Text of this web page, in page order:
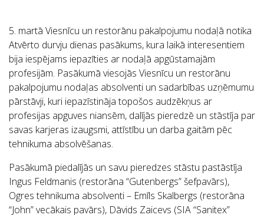
5. martā Viesnīcu un restorānu pakalpojumu nodaļā notika
Atvērto durvju dienas pasākums, kura laikā interesentiem
bija iespējams iepazīties ar nodaļā apgūstamajām
profesijām. Pasākumā viesojās Viesnīcu un restorānu
pakalpojumu nodaļas absolventi un sadarbības uzņēmumu
pārstāvji, kuri iepazīstināja topošos audzēkņus ar
profesijas apguves niansēm, dalījās pieredzē un stāstīja par
savas karjeras izaugsmi, attīstību un darba gaitām pēc
tehnikuma absolvēšanas.
Pasākumā piedalījās un savu pieredzes stāstu pastāstīja
Ingus Feldmanis (restorāna “Gutenbergs” šefpavārs),
Ogres tehnikuma absolventi – Emīls Skalbergs (restorāna
“John” vecākais pavārs), Dāvids Zaicevs (SIA “Sanitex”